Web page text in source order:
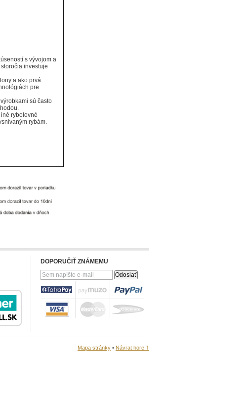
s vývojom a
investuje
a ako prvá
pre
sú často
rybolovné
rybám.
DOPORUČIŤ ZNÁMEMU
Mapa stránky • Návrat hore ↑